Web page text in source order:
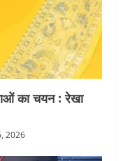
का चयन : रेखा
2026